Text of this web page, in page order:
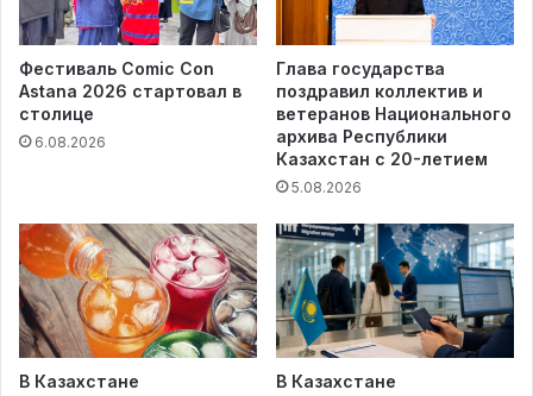
Фестиваль Comic Con
Astana 2026 стартовал в
столице
6.08.2026
Глава государства
поздравил коллектив и
ветеранов Национального
архива Республики
Казахстан с 20-летием
5.08.2026
В Казахстане
В Казахстане